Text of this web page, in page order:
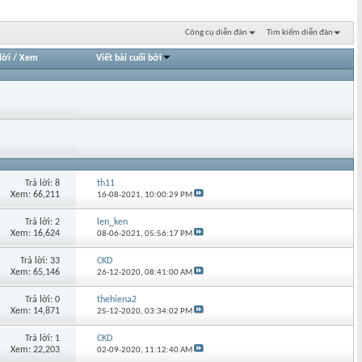
Công cụ diễn đàn Tìm kiếm diễn đàn
/ Xem Viết bài cuối bởi
Trả lời: 8
Xem: 66,211
th11
16-08-2021, 10:00:29 PM
Trả lời: 2
Xem: 16,624
len_ken
08-06-2021,05:56:17 PM
Trả lời: 33
Xem: 65,146
CKD
26-12-2020,08:41:00 AM
Trả lời: 0
Xem: 14,871
thehiena2
25-12-2020,03:34:02 PM
Trả lời: 1
Xem: 22,203
CKD
02-09-2020, 11:12:40 AM